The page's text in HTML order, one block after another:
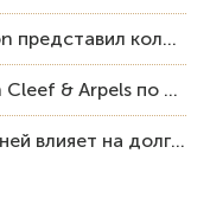
Четыре главы истории: Boucheron представил коллекцию «Nom: Boucheron, Prénom: Frédéric»
Шесть самых дорогих колец Van Cleef & Arpels по итогам аукционов Sotheby’s
Как твердость драгоценных камней влияет на долговечность ювелирных изделий